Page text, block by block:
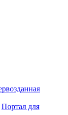
Портал для